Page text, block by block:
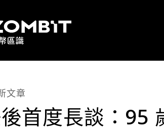
文章
首度長談：95